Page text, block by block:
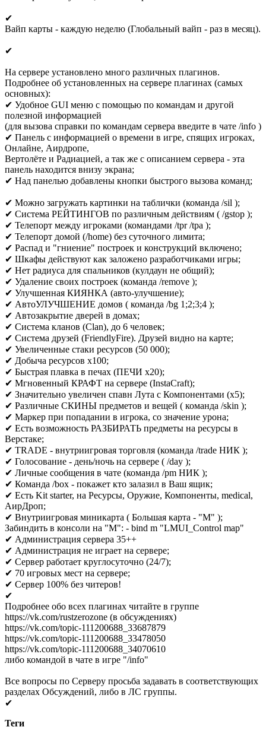
✔
Вайп карты - каждую неделю (Глобальный вайп - раз в месяц).
✔
На сервере установлено много различных плагинов.
Подробнее об установленных на сервере плагинах (самых
основных):
✔ Удобное GUI меню с помощью по командам и другой
полезной информацией
(для вызова справки по командам сервера введите в чате /info )
✔ Панель с информацией о времени в игре, спящих игроках,
Онлайне, Аирдропе,
Вертолёте и Радиацией, а так же с описанием сервера - эта
панель находится внизу экрана;
✔ Над панелью добавлены кнопки быстрого вызова команд;
✔ Можно загружать картинки на таблички (команда /sil );
✔ Система РЕЙТИНГОВ по различным действиям ( /gstop );
✔ Телепорт между игроками (командами /tpr /tpa );
✔ Телепорт домой (/home) без суточного лимита;
✔ Распад и "гниение" построек и конструкций включено;
✔ Шкафы действуют как заложено разработчиками игры;
✔ Нет радиуса для спальников (кулдаун не общий);
✔ Удаление своих построек (команда /remove );
✔ Улучшенная КИЯНКА (авто-улучшение);
✔ АвтоУЛУЧШЕНИЕ домов ( команда /bg 1;2;3;4 );
✔ Автозакрытие дверей в домах;
✔ Система кланов (Clan), до 6 человек;
✔ Система друзей (FriendlyFire). Друзей видно на карте;
✔ Увеличенные стаки ресурсов (50 000);
✔ Добыча ресурсов х100;
✔ Быстрая плавка в печах (ПЕЧИ х20);
✔ Мгновенный КРАФТ на сервере (InstaCraft);
✔ Значительно увеличен спавн Лута с Компонентами (х5);
✔ Различные СКИНЫ предметов и вещей ( команда /skin );
✔ Маркер при попадании в игрока, со значение урона;
✔ Есть возможность РАЗБИРАТЬ предметы на ресурсы в
Верстаке;
✔ TRADE - внутриигровая торговля (команда /trade НИК );
✔ Голосование - день/ночь на сервере ( /day );
✔ Личные сообщения в чате (команда /pm НИК );
✔ Команда /box - покажет кто залазил в Ваш ящик;
✔ Есть Kit starter, на Ресурсы, Оружие, Компоненты, medical,
АирДроп;
✔ Внутриигровая миникарта ( Большая карта - "М" );
Забиндить в консоли на "M": - bind m "LMUI_Control map"
✔ Администрация сервера 35++
✔ Администрация не играет на сервере;
✔ Сервер работает круглосуточно (24/7);
✔ 70 игровых мест на сервере;
✔ Сервер 100% без читеров!
✔
Подробнее обо всех плагинах читайте в группе
https://vk.com/rustzerozone (в обсуждениях)
https://vk.com/topic-111200688_33687879
https://vk.com/topic-111200688_33478050
https://vk.com/topic-111200688_34070610
либо командой в чате в игре "/info"
Все вопросы по Серверу просьба задавать в соответствующих
разделах Обсуждений, либо в ЛС группы.
✔
Теги